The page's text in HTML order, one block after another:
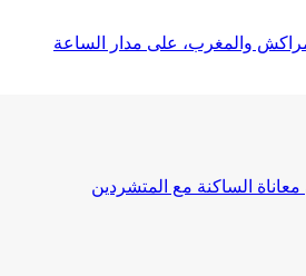
والمغرب، على مدار الساعة
الساكنة مع المتشردين